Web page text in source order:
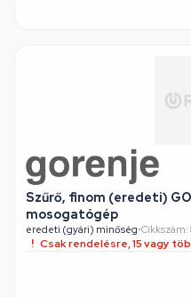
Szűrő, finom (eredeti)
mosogatógép
eredeti (gyári) minőség•Cikkszám:
Csak rendelésre, 15 vagy